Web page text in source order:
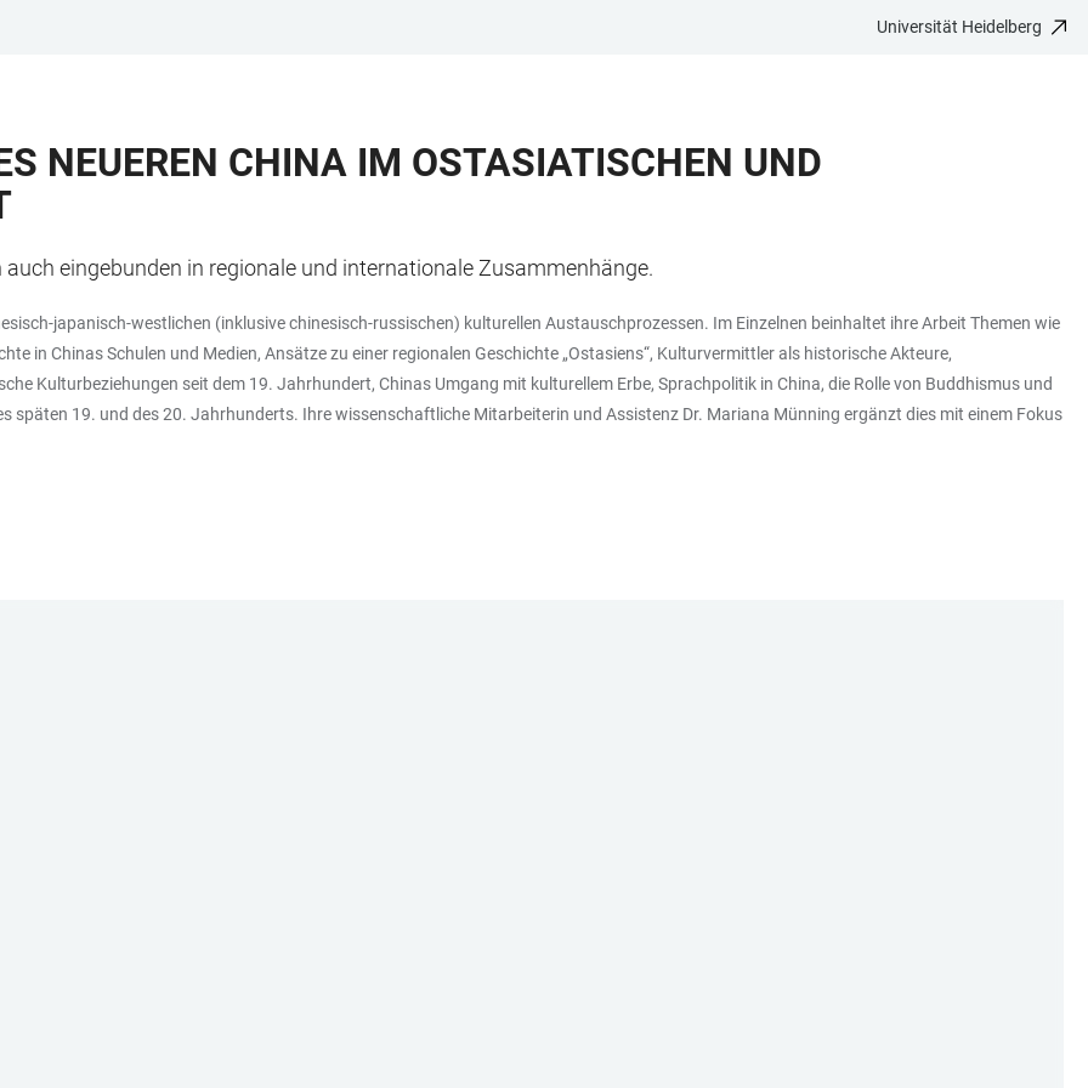
Universität Heidelberg
NEUEREN CHINA IM OSTASIATISCHEN UND
eingebunden in regionale und internationale Zusammenhänge.
japanisch-westlichen (inklusive chinesisch-russischen) kulturellen Austauschprozessen. Im Einzelnen beinhaltet ihre Arbeit Themen wie
in Chinas Schulen und Medien, Ansätze zu einer regionalen Geschichte „Ostasiens“, Kulturvermittler als historische Akteure,
Kulturbeziehungen seit dem 19. Jahrhundert, Chinas Umgang mit kulturellem Erbe, Sprachpolitik in China, die Rolle von Buddhismus und
späten 19. und des 20. Jahrhunderts. Ihre wissenschaftliche Mitarbeiterin und Assistenz Dr. Mariana Münning ergänzt dies mit einem Fokus